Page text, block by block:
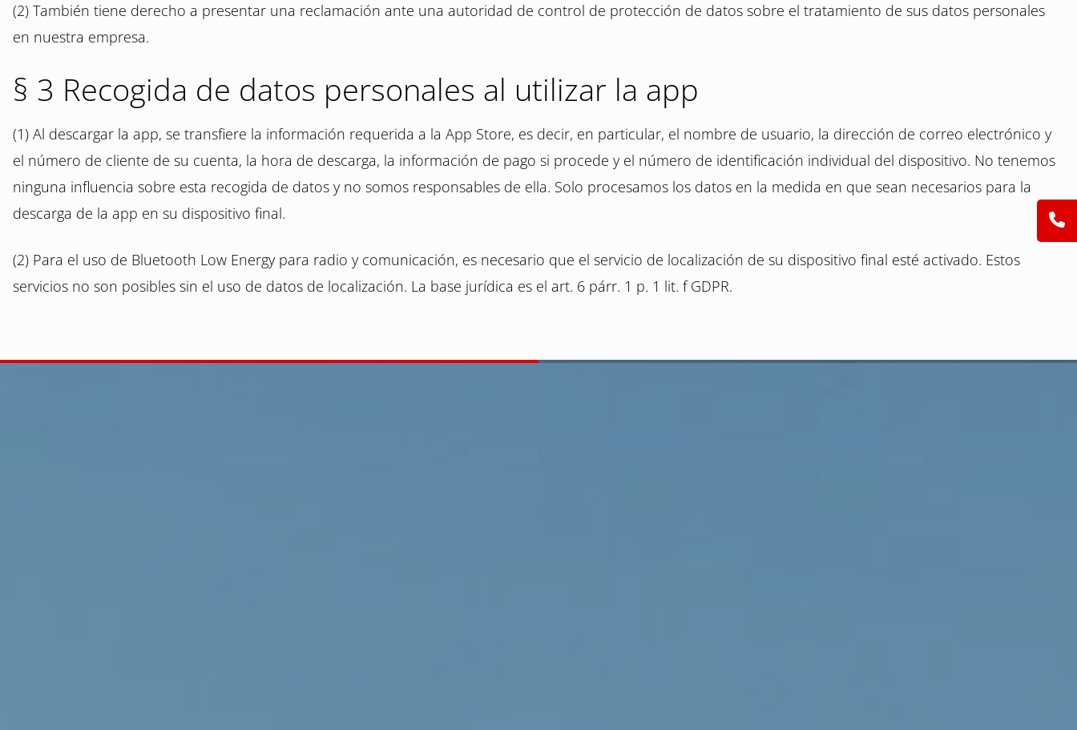
(2) También tiene derecho a presentar una reclamación ante una autoridad de control de protección de datos sobre el tratamiento de sus datos personales
en nuestra empresa.
§ 3 Recogida de datos personales al utilizar la app
(1) Al descargar la app, se transfiere la información requerida a la App Store, es decir, en particular, el nombre de usuario, la dirección de correo electrónico y
el número de cliente de su cuenta, la hora de descarga, la información de pago si procede y el número de identificación individual del dispositivo. No tenemos
ninguna influencia sobre esta recogida de datos y no somos responsables de ella. Solo procesamos los datos en la medida en que sean necesarios para la
descarga de la app en su dispositivo final.
(2) Para el uso de Bluetooth Low Energy para radio y comunicación, es necesario que el servicio de localización de su dispositivo final esté activado. Estos
servicios no son posibles sin el uso de datos de localización. La base jurídica es el art. 6 párr. 1 p. 1 lit. f GDPR.